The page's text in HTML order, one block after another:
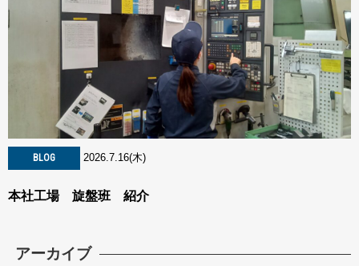
BLOG 2026.7.16(木)
本社工場 旋盤班 紹介
アーカイブ